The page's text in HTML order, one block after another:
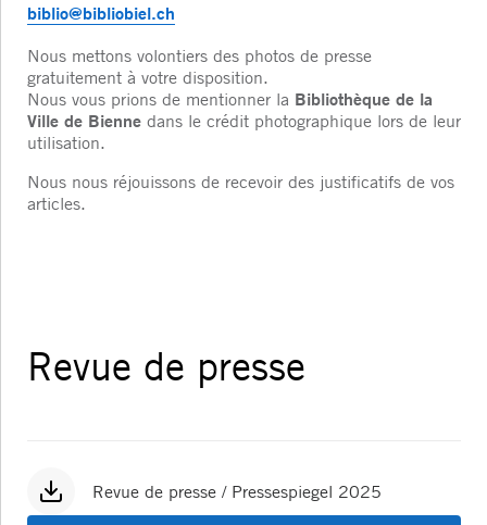
biblio@bibliobiel.ch
Nous mettons volontiers des photos de presse
gratuitement à votre disposition.
Nous vous prions de mentionner la Bibliothèque de la
Ville de Bienne dans le crédit photographique lors de leur
utilisation.
Nous nous réjouissons de recevoir des justificatifs de vos
articles.
Revue de presse
Revue de presse / Pressespiegel 2025